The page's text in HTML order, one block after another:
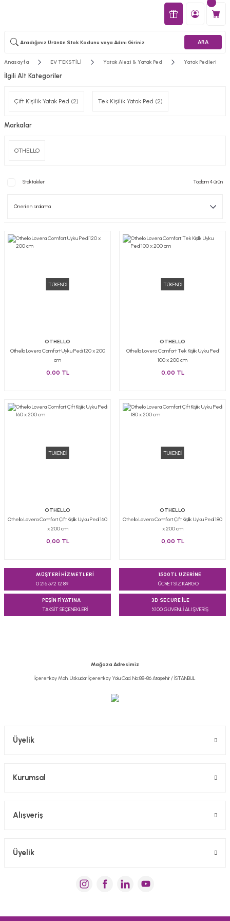
ARA
Anasayfa EV TEKSTİLİ Yatak Alezi & Yatak Ped Yatak Pedleri
İlgili Alt Kategoriler
Çift Kişilik Yatak Ped (2) Tek Kişilik Yatak Ped (2)
Markalar
OTHELLO
Stoktakiler Toplam 4 ürün
TÜKENDİ
OTHELLO
Othello Lovera Comfort Uyku Pedi 120 x 200
cm
0,00 TL
TÜKENDİ
OTHELLO
Othello Lovera Comfort Tek Kişilik Uyku Pedi
100 x 200 cm
0,00 TL
TÜKENDİ
OTHELLO
Othello Lovera Comfort Çift Kişilik Uyku Pedi 160
x 200 cm
0,00 TL
TÜKENDİ
OTHELLO
Othello Lovera Comfort Çift Kişilik Uyku Pedi 180
x 200 cm
0,00 TL
MÜŞTERİ HİZMETLERİ
0 216 572 12 89
1500TL ÜZERİNE
ÜCRETSİZ KARGO
PEŞİN FİYATINA
TAKSİT SEÇENEKLERİ
3D SECURE İLE
%100 GÜVENLİ ALIŞVERİŞ
Mağaza Adresimiz
İçerenköy Mah. Üsküdar İçerenköy Yolu Cad. No:88-86 Ataşehir / İSTANBUL
Üyelik
Kurumsal
Alışveriş
Üyelik